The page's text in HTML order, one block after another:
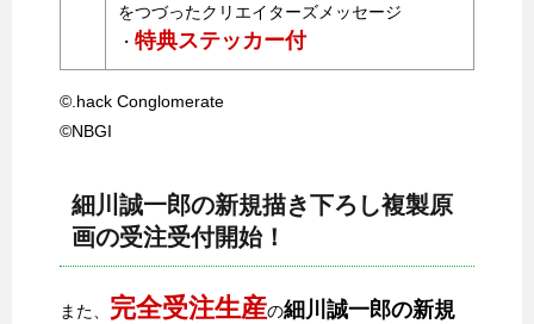
をつづったクリエイターズメッセージ
・ 特典ステッカー付
©.hack Conglomerate
©NBGI
細川誠一郎の新規描き下ろし複製原
画の受注受付開始！
また、 完全受注生産の細川誠一郎の新規